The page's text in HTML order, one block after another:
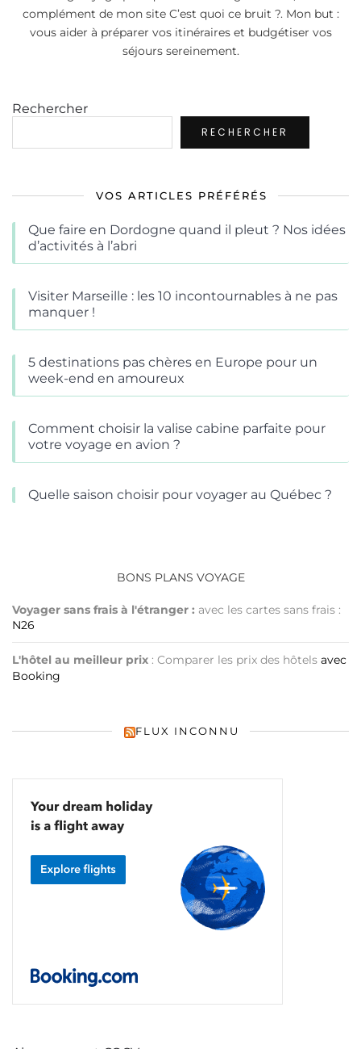
complément de mon site C’est quoi ce bruit ?. Mon but :
vous aider à préparer vos itinéraires et budgétiser vos
séjours sereinement.
Rechercher
RECHERCHER
VOS ARTICLES PRÉFÉRÉS
Que faire en Dordogne quand il pleut ? Nos idées
d’activités à l’abri
Visiter Marseille : les 10 incontournables à ne pas
manquer !
5 destinations pas chères en Europe pour un
week-end en amoureux
Comment choisir la valise cabine parfaite pour
votre voyage en avion ?
Quelle saison choisir pour voyager au Québec ?
BONS PLANS VOYAGE
Voyager sans frais à l'étranger : avec les cartes sans frais :
N26
L'hôtel au meilleur prix : Comparer les prix des hôtels avec
Booking
FLUX INCONNU